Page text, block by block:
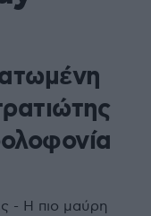
- Η πιο μαύρη